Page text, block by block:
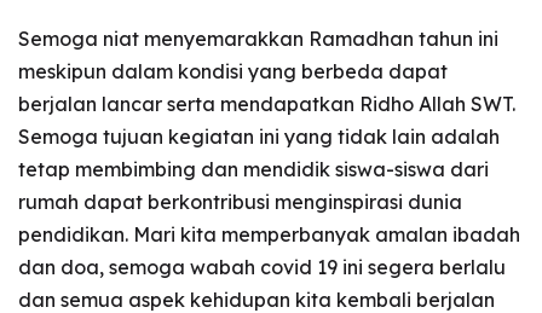
Semoga niat menyemarakkan Ramadhan tahun ini
meskipun dalam kondisi yang berbeda dapat
berjalan lancar serta mendapatkan Ridho Allah SWT.
Semoga tujuan kegiatan ini yang tidak lain adalah
tetap membimbing dan mendidik siswa-siswa dari
rumah dapat berkontribusi menginspirasi dunia
pendidikan. Mari kita memperbanyak amalan ibadah
dan doa, semoga wabah covid 19 ini segera berlalu
dan semua aspek kehidupan kita kembali berjalan